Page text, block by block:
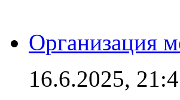
Организация
16.6.2025,